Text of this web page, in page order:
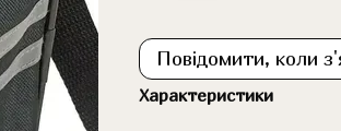
Повідомити, коли
Характеристики